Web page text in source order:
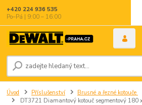
+420 224 936 535
Po–Pá | 9:00 – 16:00
Úvod Příslušenství Brusné a řezné kotouče
DT3721 Diamantový kotouč segmentový 180